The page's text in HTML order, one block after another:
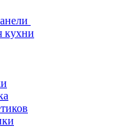
кухни